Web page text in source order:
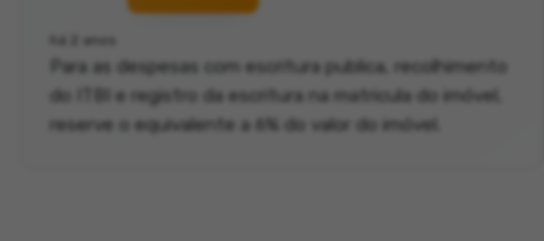
há 2 anos
Para as despesas com escritura publica, recolhimento
do ITBI e registro da escritura na matricula do imóvel,
reserve o equivalente a 6% do valor do imóvel.